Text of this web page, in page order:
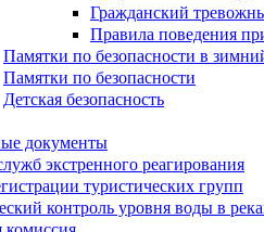
Гражданский
Правила поведения
Памятки по безопасности в
Памятки по безопасности
Детская безопасность
документы
экстренного реагирования
туристических групп
контроль уровня воды в